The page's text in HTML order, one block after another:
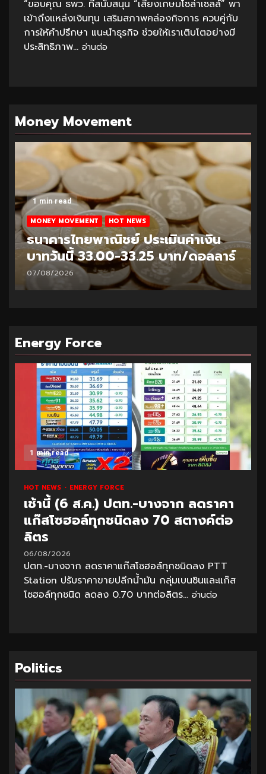
“ขอบคุณ ธพว. ที่สนับสนุน “เสียงเกษมโซล่าเซลล์” พา
เข้าถึงแหล่งเงินทุน เสริมสภาพคล่องกิจการ ควบคู่กับ
การให้คำปรึกษา แนะนำธุรกิจ ช่วยให้เราเติบโตอย่างมี
ประสิทธิภาพ... อ่านต่อ
Money Movement
1 min read
MONEY MOVEMENT HOT NEWS
ธนาคารไทยพาณิชย์ ประเมินค่าเงิน
บาทวันนี้ 32.95-33.20 บาท/ดอลลาร์
06/08/2026
Energy Force
1 min read
HOT NEWS ENERGY FORCE
เช้านี้ (6 ส.ค.) ปตท.-บางจาก ลดราคา
แก๊สโซฮอล์ทุกชนิดลง 70 สตางค์ต่อ
ลิตร
06/08/2026
ปตท.-บางจาก ลดราคาแก๊สโซฮอล์ทุกชนิดลง PTT
Station ปรับราคาขายปลีกน้ำมัน กลุ่มเบนซินและแก๊ส
โซฮอล์ทุกชนิด ลดลง 0.70 บาทต่อลิตร... อ่านต่อ
Politics